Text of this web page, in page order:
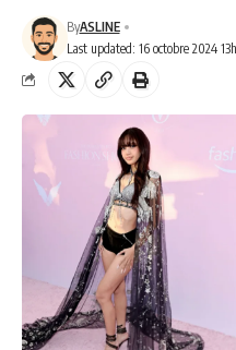
Last updated: 16 octobre 2024
ByASLINE